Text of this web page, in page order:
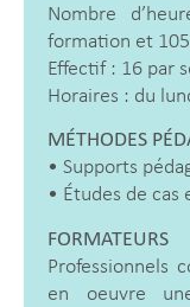
Nombre
formation et
Effectif : 16 par
Horaires : du
MÉTHODES
• Supports
• Études de
FORMATEURS
Professionnels
en oeuvre